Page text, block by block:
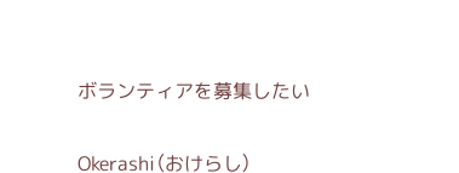
ボランティアを募集したい
Okerashi（おけらし）